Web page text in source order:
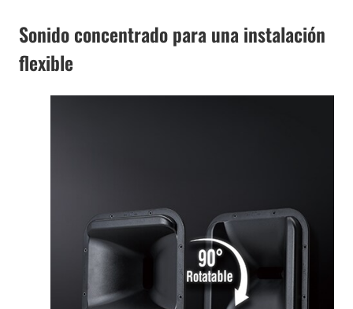
Sonido concentrado para una instalación
flexible